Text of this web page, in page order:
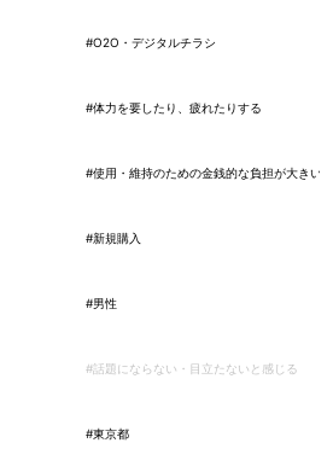
#O2O・デジタルチラシ
#体力を要したり、疲れたりする
#使用・維持のための金銭的な負担が大きい
#新規購入
#男性
#話題にならない・目立たないと感じる
#東京都